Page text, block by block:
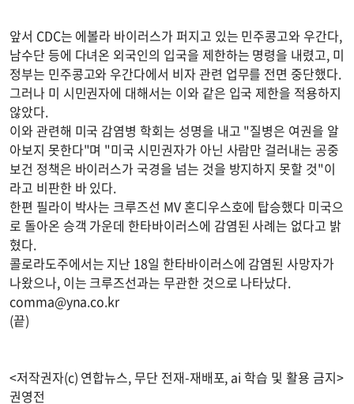
앞서 CDC는 에볼라 바이러스가 퍼지고 있는 민주콩고와 우간다,
남수단 등에 다녀온 외국인의 입국을 제한하는 명령을 내렸고, 미
정부는 민주콩고와 우간다에서 비자 관련 업무를 전면 중단했다.
그러나 미 시민권자에 대해서는 이와 같은 입국 제한을 적용하지
않았다.
이와 관련해 미국 감염병 학회는 성명을 내고 "질병은 여권을 알
아보지 못한다"며 "미국 시민권자가 아닌 사람만 걸러내는 공중
보건 정책은 바이러스가 국경을 넘는 것을 방지하지 못할 것"이
라고 비판한 바 있다.
한편 필라이 박사는 크루즈선 MV 혼디우스호에 탑승했다 미국으
로 돌아온 승객 가운데 한타바이러스에 감염된 사례는 없다고 밝
혔다.
콜로라도주에서는 지난 18일 한타바이러스에 감염된 사망자가
나왔으나, 이는 크루즈선과는 무관한 것으로 나타났다.
comma@yna.co.kr
(끝)
<저작권자(c) 연합뉴스, 무단 전재-재배포, ai 학습 및 활용 금지>
권영전